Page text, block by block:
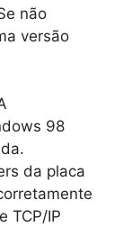
não
versão
98
da placa
TCP/IP